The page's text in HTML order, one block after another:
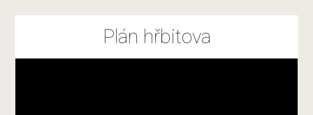
Plán hřbitova